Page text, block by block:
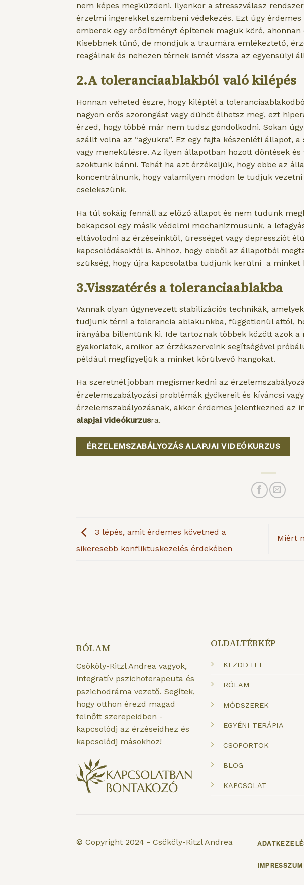
nem képes megküzdeni. Ilyenkor a stresszválasz
érzelmi ingerekkel szembeni védekezés. Ezt úgy
emberek egy erődítményt építenek maguk köré,
Kisebbnek tűnő, de mondjuk a traumára emlékeztető,
reagálnak és nehezen térnek ismét vissza az egyensúlyi
2.A toleranciaablakból való kilépés
Honnan veheted észre, hogy kiléptél a
nagyon erős szorongást vagy dühöt élhetsz meg, ezt
érzed, hogy többé már nem tudsz gondolkodni. Sokan
szállt volna az “agyukra”. Ez egy fajta készenléti állapot,
vagy menekülésre. Az ilyen állapotban hozott döntések
szoktunk bánni. Tehát ha azt érzékeljük, hogy ebbe az
koncentrálnunk, hogy valamilyen módon le tudjuk
cselekszünk.
Ha túl sokáig fennáll az előző állapot és nem tudunk
bekapcsol egy másik védelmi mechanizmusunk, a
eltávolodni az érzéseinktől, ürességet vagy depressziót
kapcsolódásoktól is. Ahhoz, hogy ebből az állapotból
szükség, hogy újra kapcsolatba tudjunk kerülni a minket
3.Visszatérés a toleranciaablakba
Vannak olyan úgynevezett stabilizációs technikák,
tudjunk térni a tolerancia ablakunkba, függetlenül attól,
irányába billentünk ki. Ide tartoznak többek között azok
gyakorlatok, amikor az érzékszerveink segítségével
például megfigyeljük a minket körülvevő hangokat.
Ha szeretnél jobban megismerkedni az
érzelemszabályozási problémák gyökereit és kíváncsi
érzelemszabályozásnak, akkor érdemes jelentkezned az
alapjai videókurzusra.
ÉRZELEMSZABÁLYOZÁS ALAPJAI VIDEÓKURZUS
3 lépés, amit érdemes követned a
sikeresebb konfliktuskezelés érdekében
Miért
RÓLAM
Csököly-Ritzl Andrea vagyok,
integratív pszichoterapeuta és
pszichodráma vezető. Segítek,
hogy otthon érezd magad
felnőtt szerepeidben -
kapcsolódj az érzéseidhez és
kapcsolódj másokhoz!
OLDALTÉRKÉP
KEZDD ITT
RÓLAM
MÓDSZEREK
EGYÉNI TERÁPIA
CSOPORTOK
BLOG
KAPCSOLAT
© Copyright 2024 - Csököly-Ritzl Andrea
IMPRESSZUM